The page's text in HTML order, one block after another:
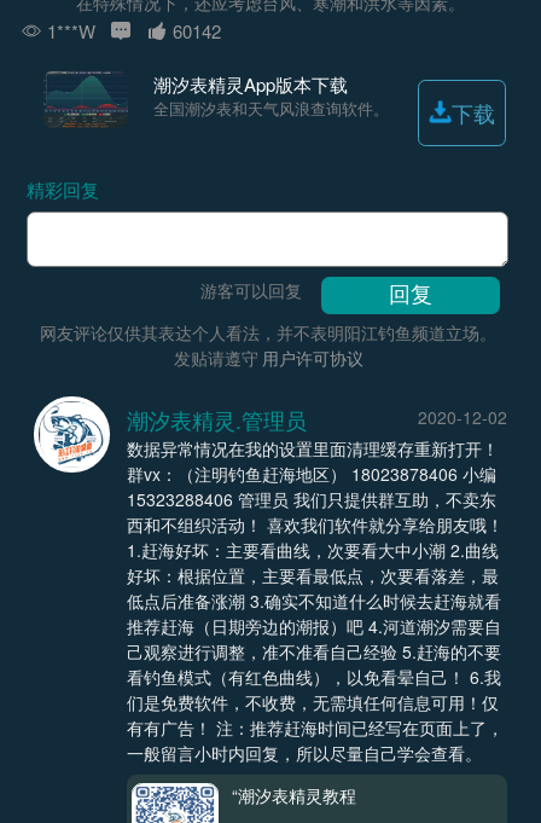
1***W 60142
潮汐表精灵App版本下载
全国潮汐表和天气风浪查询软件。 下载
精彩回复
游客可以回复
网友评论仅供其表达个人看法，并不表明阳江钓鱼频道立场。
发贴请遵守 用户许可协议
潮汐表精灵.管理员
2020-12-02
数据异常情况在我的设置里面清理缓存重新打开！
群vx：（注明钓鱼赶海地区） 18023878406 小编
15323288406 管理员 我们只提供群互助，不卖东
西和不组织活动！ 喜欢我们软件就分享给朋友哦！
1.赶海好坏：主要看曲线，次要看大中小潮 2.曲线
好坏：根据位置，主要看最低点，次要看落差，最
低点后准备涨潮 3.确实不知道什么时候去赶海就看
推荐赶海（日期旁边的潮报）吧 4.河道潮汐需要自
己观察进行调整，准不准看自己经验 5.赶海的不要
看钓鱼模式（有红色曲线），以免看晕自己！ 6.我
们是免费软件，不收费，无需填任何信息可用！仅
有有广告！ 注：推荐赶海时间已经写在页面上了，
一般留言小时内回复，所以尽量自己学会查看。
“潮汐表精灵教程